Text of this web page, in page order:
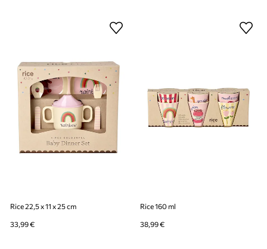
Rice 22,5 x 11 x 25 cm
33,99 €
Rice 160 ml
38,99 €